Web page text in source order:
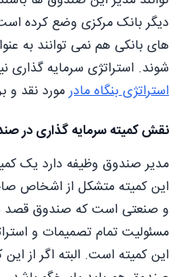
دیگر بانک مرکزی وضع کرده
های بانکی هم نمی توانند به
شوند. استراتژی سرمایه گذاری
استراتژی بنگاه مادرمورد نقد و
نقش کمیته سرمایه گذاری در
مدیر صندوق وظیفه دارد یک
این کمیته متشکل از اشخاص
و صنعتی است که صندوق قصد
مسئولیت تمام تصمیمات و
این کمیته است. البته اگر از